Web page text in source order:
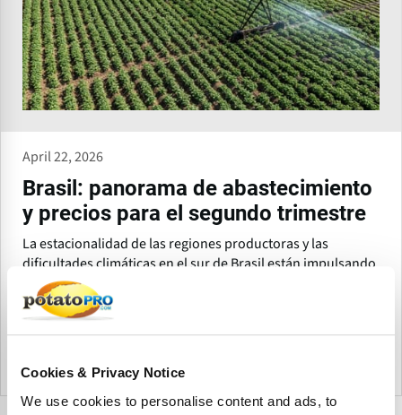
Cookies & Privacy Notice
We use cookies to personalise content and ads, to
April 22, 2026
Brasil: panorama de abastecimiento
y precios para el segundo trimestre
La estacionalidad de las regiones productoras y las
dificultades climáticas en el sur de Brasil están impulsando
los precios de la papa, en un mercado que premia la
calidad y exige una gestión precisa del momento de
cosecha.
Brazil